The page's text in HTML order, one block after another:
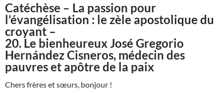
Catéchèse – La passion pour
l’évangélisation : le zèle apostolique du
croyant –
20. Le bienheureux José Gregorio
Hernández Cisneros, médecin des
pauvres et apôtre de la paix
Chers frères et sœurs, bonjour !